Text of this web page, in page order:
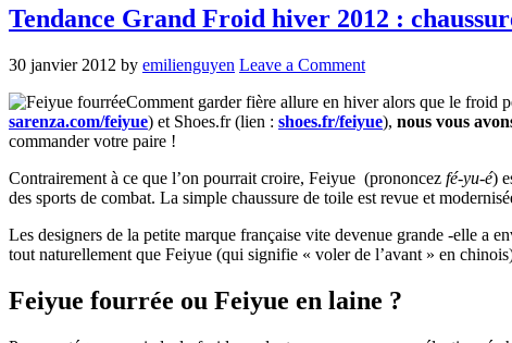
Tendance Grand Froid hiver 2012 :
30 janvier 2012 by emilienguyen Leave a Comment
Comment garder fière allure en hiver alors que le froid
sarenza.com/feiyue) et Shoes.fr (lien : shoes.fr/feiyue), nous vous
commander votre paire !
Contrairement à ce que l’on pourrait croire, Feiyue (prononcez fé-yu-é)
des sports de combat. La simple chaussure de toile est revue et
Les designers de la petite marque française vite devenue grande -elle a
tout naturellement que Feiyue (qui signifie « voler de l’avant » en
Feiyue fourrée ou Feiyue en laine ?